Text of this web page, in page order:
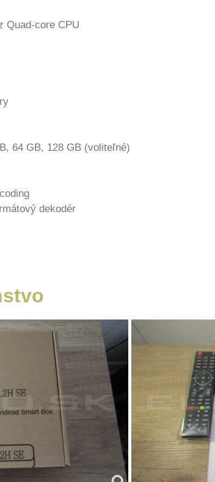
Quad-core CPU
64 GB, 128 GB (voliteľné)
dekodér